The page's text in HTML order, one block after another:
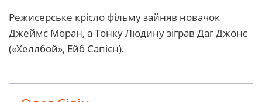
Режисерське крісло фільму зайняв новачок
Джеймс Моран, а Тонку Людину зіграв Даг Джонс
(«Хеллбой», Ейб Сапієн).